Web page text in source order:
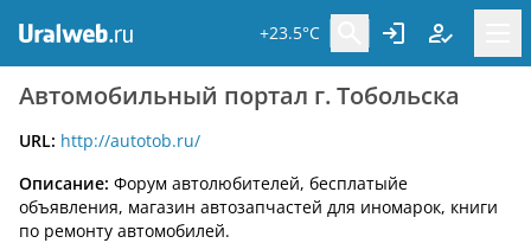
+23.5°C
Автомобильный портал г. Тобольска
URL: http://autotob.ru/
Описание: Форум автолюбителей, бесплатыйе
объявления, магазин автозапчастей для иномарок, книги
по ремонту автомобилей.